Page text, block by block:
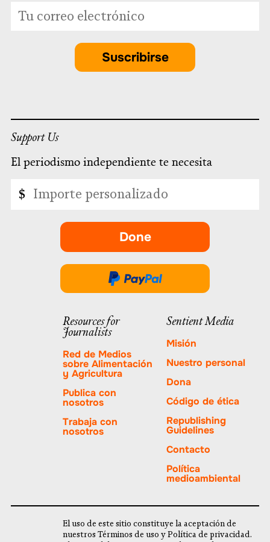
indicates
Dirección
de
Suscribirse
Support Us
El periodismo independiente te necesita
Importe
personalizado
$
Done
-
abre
en
nueva
pestaña.
Done
través
PayPal
Resources for
Journalists
Red de Medios
sobre Alimentación
y Agricultura
Publica con
nosotros
Trabaja con
nosotros
Sentient Media
Misión
Nuestro personal
Dona
Código de ética
Republishing
Guidelines
Contacto
Política
medioambiental
El uso de este sitio constituye la aceptación de
nuestros Términos de uso y Política de privacidad.